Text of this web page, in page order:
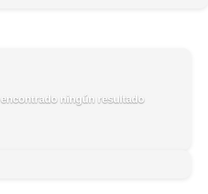
encontrado ningún resultado